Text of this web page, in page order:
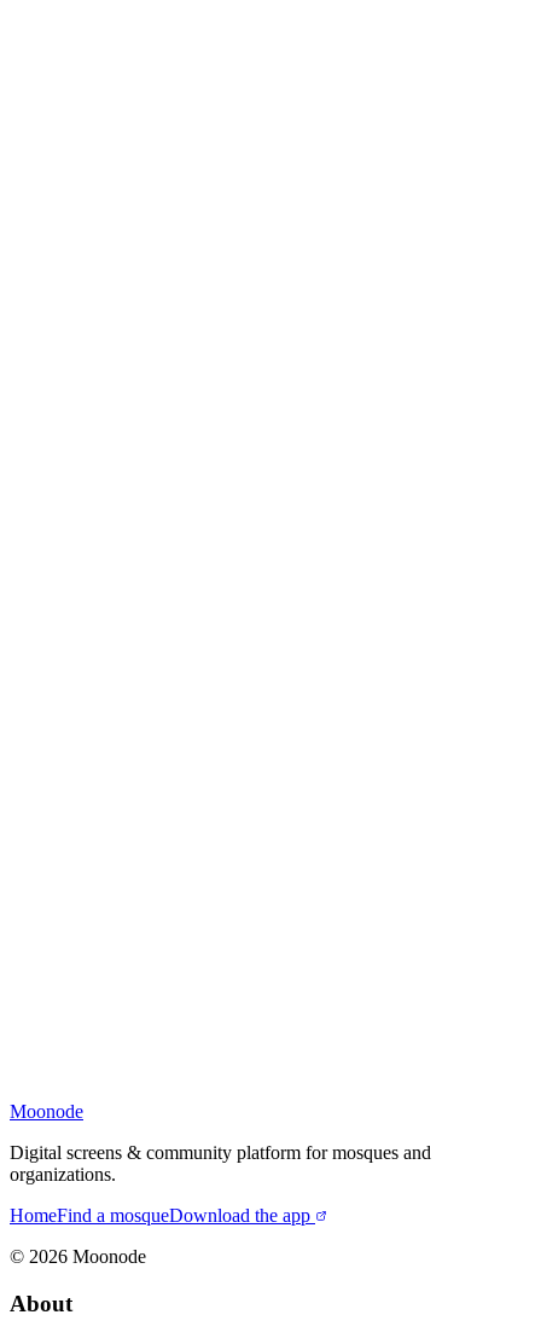
Moonode
Digital screens & community platform for mosques and
organizations.
HomeFind a mosqueDownload the app
© 2026 Moonode
About